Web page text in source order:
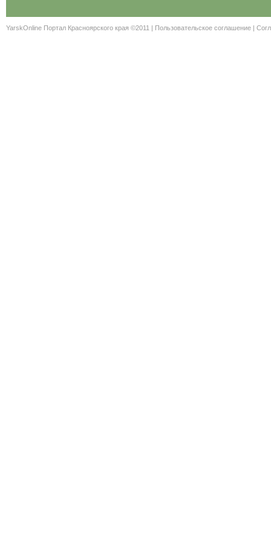
YarskOnline Портал Красноярского края ©2011 | Пользовательское соглашение |